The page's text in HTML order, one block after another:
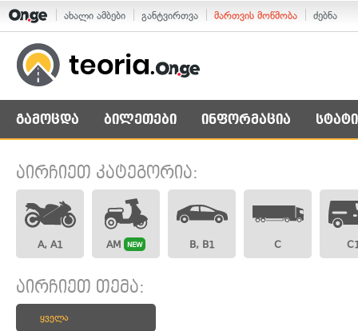
ახალი ამბები განტვირთვა მართვის მოწმობა ძებნა
გამოცდა ბილეთები ინფორმაცია
აირჩიეთ კატეგორია:
A, A1 AM NEW B, B1 C
აირჩიეთ თემა:
ყველა